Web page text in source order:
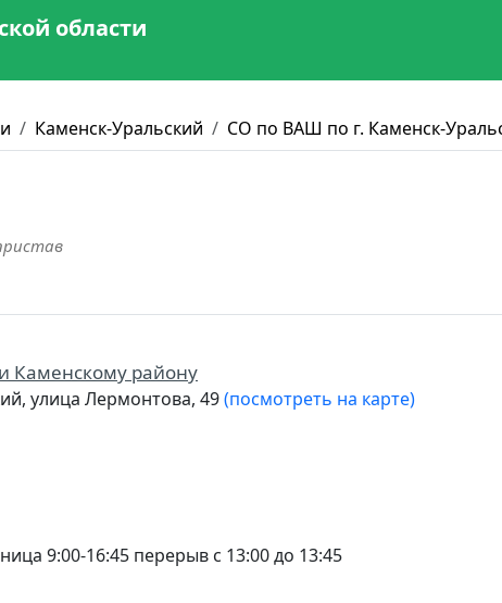
области
Каменск-Уральский СО по ВАШ по г. Каменск-
Каменскому району
улица Лермонтова, 49(посмотреть на карте)
9:00-16:45 перерыв с 13:00 до 13:45